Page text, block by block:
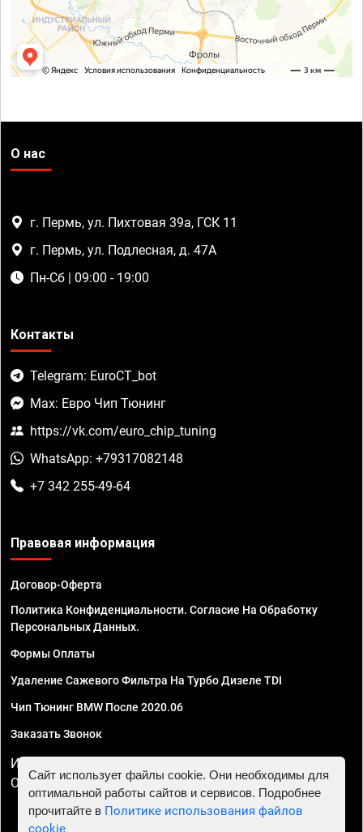
О нас
г. Пермь, ул. Пихтовая 39а, ГСК 11
г. Пермь, ул. Подлесная, д. 47А
Пн-Сб | 09:00 - 19:00
Контакты
Telegram: EuroCT_bot
Max: Евро Чип Тюнинг
https://vk.com/euro_chip_tuning
WhatsApp: +79317082148
+7 342 255-49-64
Правовая информация
Договор-Оферта
Политика Конфиденциальности. Согласие На Обработку
Персональных Данных.
Формы Оплаты
Удаление Сажевого Фильтра На Турбо Дизеле TDI
Чип Тюнинг BMW После 2020.06
Заказать Звонок
ИП Смирнов Георгий Павлович. ИНН 781302555843,
ОГРНИП 324470400032610
Сайт использует файлы cookie. Они необходимы для
оптимальной работы сайтов и сервисов. Подробнее
прочитайте в Политике использования файлов
cookie